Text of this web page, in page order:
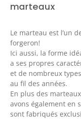
marteaux
Le marteau est l’un
forgeron!
Ici aussi, la forme
a ses propres
et de nombreux
au fil des années.
En plus des
avons également en
sont fabriqués